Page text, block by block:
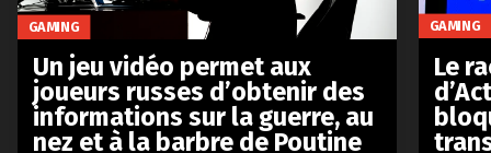
GAMING
Un jeu vidéo permet aux
joueurs russes d’obtenir des
informations sur la guerre, au
nez et à la barbre de Poutine
GAMING
Le